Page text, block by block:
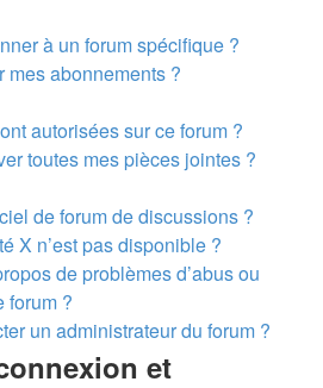
à un forum spécifique ?
abonnements ?
autorisées sur ce forum ?
toutes mes pièces jointes ?
de forum de discussions ?
X n’est pas disponible ?
de problèmes d’abus ou
forum ?
un administrateur du forum ?
et